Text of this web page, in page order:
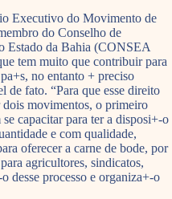
Executivo do Movimento de
do Conselho de
Estado da Bahia (CONSEA
tem muito que contribuir para
no entanto + preciso
de fato. “Para que esse direito
movimentos, o primeiro
capacitar para ter a disposi+-o
e com qualidade,
oferecer a carne de bode, por
agricultores, sindicatos,
desse processo e organiza+-o